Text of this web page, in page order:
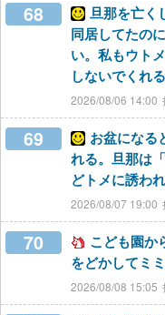
68
旦那を亡く
同居してたの
い。私もウト
しないでくれる
2026/08/06 14:00
69
お盆になる
れる。旦那は
どトメに誘わ
2026/08/07 19:00
70
こども園か
をどかしてミ
2026/08/08 15:05